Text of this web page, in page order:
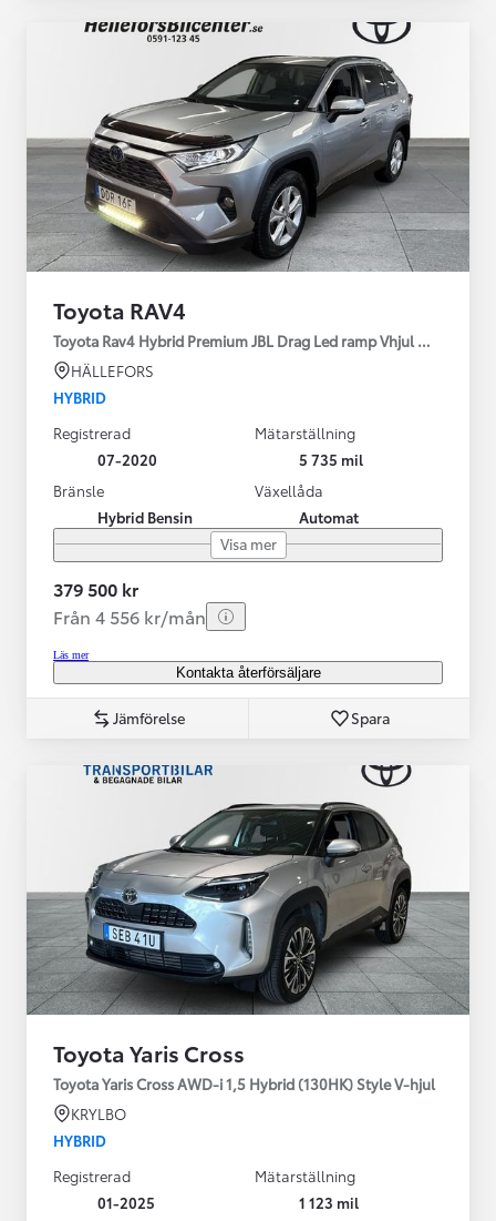
Toyota RAV4
Toyota Rav4 Hybrid Premium JBL Drag Led ramp Vhjul motorv
HÄLLEFORS
HYBRID
Registrerad
07-2020
Mätarställning
5 735 mil
Bränsle
Hybrid Bensin
Växellåda
Automat
Visa mer
379 500 kr
Från 4 556 kr/mån
Läs mer
Kontakta återförsäljare
Jämförelse Spara
Toyota Yaris Cross
Toyota Yaris Cross AWD-i 1,5 Hybrid (130HK) Style V-hjul
KRYLBO
HYBRID
Registrerad
01-2025
Mätarställning
1 123 mil